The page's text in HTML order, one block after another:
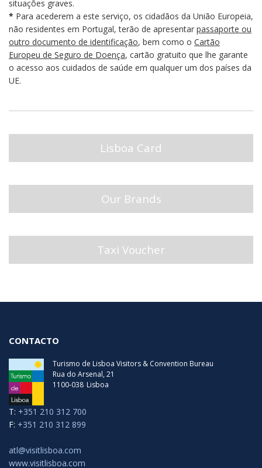
situações graves.
* Para acederem a este serviço, os cidadãos da União Europeia,
não residentes em Portugal, terão de apresentar passaporte ou
outro documento de identificação, bem como o Cartão
Europeu de Seguro de Doença, cartão gratuito que lhe garante
o acesso aos cuidados de saúde em qualquer um dos países da
UE.
Lisboa Card
Our Brands
Taxi Voucher
CONTACTO
Turismo de Lisboa Visitors & Convention Bureau
Rua do Arsenal, 21
1100-038 Lisboa
T: +351 210 312 700
F: +351 210 312 899
atl@visitlisboa.com
www.visitlisboa.com